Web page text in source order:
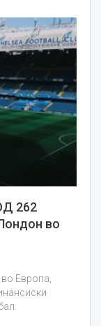
262
во
во Европа,